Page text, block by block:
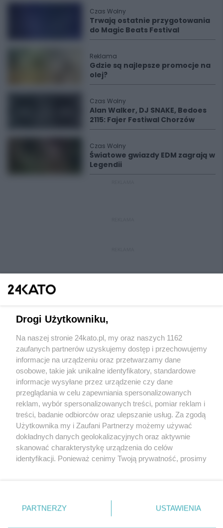
Czas Wolny
Trwają ostatnie przygotowania
do Magic Beats Festival
Reklama
Gdzie są najlepsze promocje na
olej?
Czas Wolny
Alan Walker, DJ SNAKE, Bedoes
2115: Fajer Festiwal Chorzów
Czas Wolny
Światowe gwiazdy EDM zagrają w
Legendii
Wydawca mediów lokalnych
Nie zapomnij
zapoznać się z:
polityką prywatności regulamin korzystania z portali
Twojemiasto
Piekary Śląskie
Chorzów
Tarnowskie Góry
Gliwice
Skontakuj sięz nami
Kontakt
Wydawca
Redakcja
Drogi Użytkowniku,
Na naszej stronie 24kato.pl, my oraz naszych 1162
zaufanych partnerów uzyskujemy dostęp i przechowujemy
informacje na urządzeniu oraz przetwarzamy dane
osobowe, takie jak unikalne identyfikatory, standardowe
informacje wysyłane przez urządzenie czy dane
przeglądania w celu zapewniania spersonalizowanych
reklam, wybór spersonalizowanych treści, pomiar reklam i
treści, badanie odbiorców oraz ulepszanie usług. Za zgodą
Użytkownika my i Zaufani Partnerzy możemy używać
dokładnych danych geolokalizacyjnych oraz aktywnie
skanować charakterystykę urządzenia do celów
identyfikacji. Ponieważ cenimy Twoją prywatność, prosimy
prywatności znajdujący się w lewym dolnym rogu strony
. Niektóre rodzaje przetwarzania danych nie wymagają
zgody użytkownika, ale masz prawo sprzeciwić się
PARTNERZY USTAWIENIA